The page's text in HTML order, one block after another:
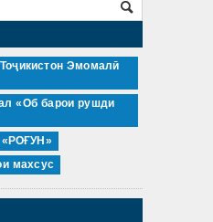
Эмомалӣ
«Об барои рушди
махсус